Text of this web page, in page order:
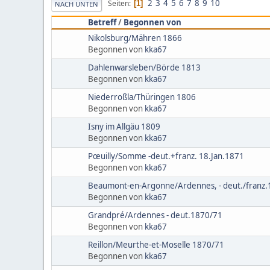
NACH UNTEN Seiten 1 2 3 4 5 6 7 8 9 10
Betreff/ Begonnen von
Nikolsburg/Mähren 1866
Begonnen von kka67
Dahlenwarsleben/Börde 1813
Begonnen von kka67
Niederroßla/Thüringen 1806
Begonnen von kka67
Isny im Allgäu 1809
Begonnen von kka67
Pœuilly/Somme -deut.+franz. 18.Jan.1871
Begonnen von kka67
Beaumont-en-Argonne/Ardennes, - deut./
Begonnen von kka67
Grandpré/Ardennes - deut.1870/71
Begonnen von kka67
Reillon/Meurthe-et-Moselle 1870/71
Begonnen von kka67